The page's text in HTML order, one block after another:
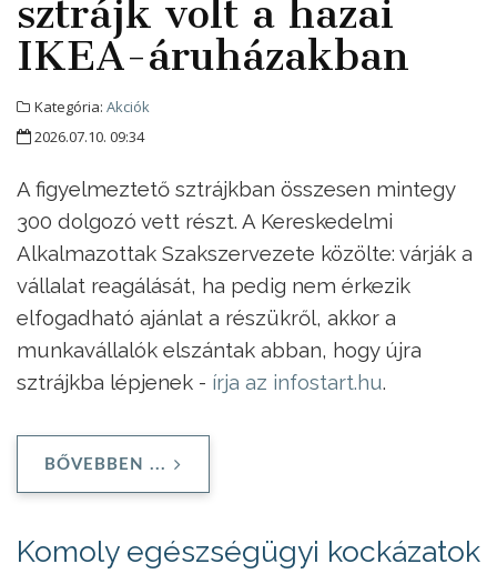
sztrájk volt a hazai
IKEA-áruházakban
Kategória: Akciók
2026.07.10. 09:34
A figyelmeztető sztrájkban összesen mintegy
300 dolgozó vett részt. A Kereskedelmi
Alkalmazottak Szakszervezete közölte: várják a
vállalat reagálását, ha pedig nem érkezik
elfogadható ajánlat a részükről, akkor a
munkavállalók elszántak abban, hogy újra
sztrájkba lépjenek - írja az infostart.hu.
BŐVEBBEN ...
Komoly egészségügyi kockázatok